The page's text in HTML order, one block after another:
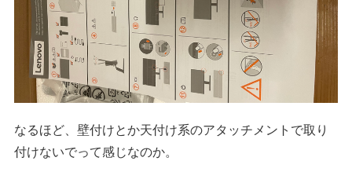
なるほど、壁付けとか天付け系のアタッチメントで取り
付けないでって感じなのか。